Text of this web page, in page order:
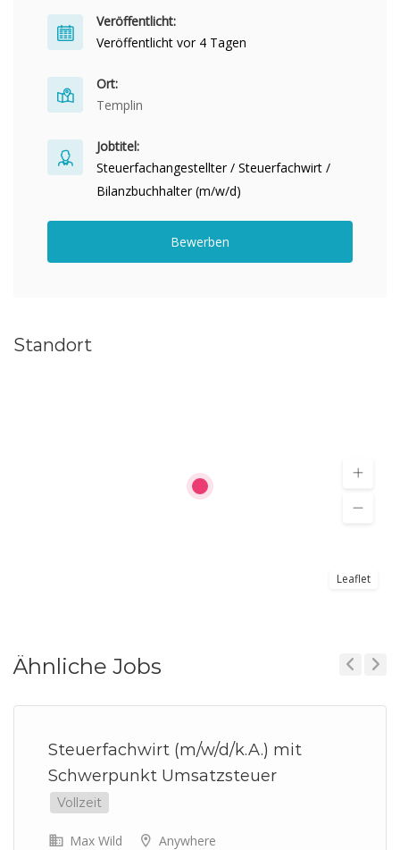
Veröffentlicht:
Veröffentlicht vor 4 Tagen
Ort:
Templin
Jobtitel:
Steuerfachangestellter / Steuerfachwirt /
Bilanzbuchhalter (m/w/d)
Bewerben
Standort
Leaflet
Ähnliche Jobs
Steuerfachwirt (m/w/d/k.A.) mit
Schwerpunkt Umsatzsteuer
Vollzeit
Max Wild Anywhere